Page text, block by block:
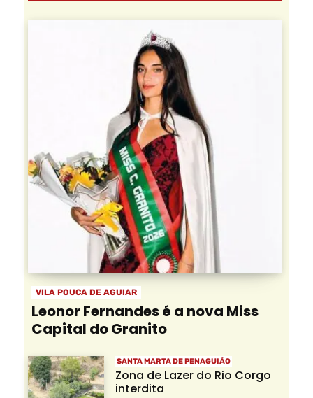
VILA POUCA DE AGUIAR
Leonor Fernandes é a nova Miss
Capital do Granito
SANTA MARTA DE PENAGUIÃO
Zona de Lazer do Rio Corgo
interdita